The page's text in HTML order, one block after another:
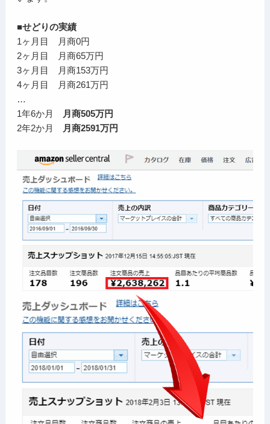
■せどりの実績
1ヶ月目 月商0円
2ヶ月目 月商65万円
3ヶ月目 月商153万円
4ヶ月目 月商261万円
…
1年6か月
月商505万円
2年2か月
月商2591万円